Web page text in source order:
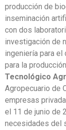
producción de
inseminación
con dos
investigación de
ingeniería para
para la
Tecnológico
Agropecuario de
empresas
el 11 de junio de
necesidades del